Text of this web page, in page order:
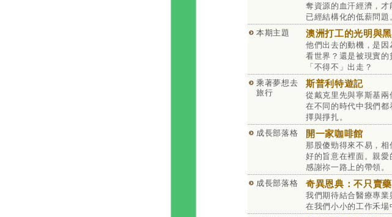
奪資源的血汗經濟，才
已經結構化的低薪問題
本期主題 澳洲打工的光明與
他們出去的動機，是因
看世界？還是被現實的
「不得不」出走？
乘著夢想去
旅行
斯普利特遊記
從戴克里先與寧斯基兩
在不同的時代中我們都
擇與掙扎。
成長部落格 開一家咖啡館
那股傻勁得來不易，相
好的旨意在裡面。親愛
感謝祢一路上的帶領。
成長部落格 奇異恩典：不只賣
我們期待結合醫療專業
在我們小小的工作禾場